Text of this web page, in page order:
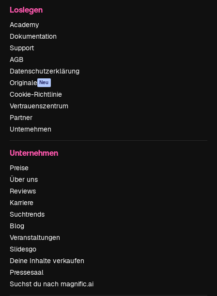
Loslegen
Academy
Dokumentation
Support
AGB
Datenschutzerklärung
Originale Neu
Cookie-Richtlinie
Vertrauenszentrum
Partner
Unternehmen
Unternehmen
Preise
Über uns
Reviews
Karriere
Suchtrends
Blog
Veranstaltungen
Slidesgo
Deine Inhalte verkaufen
Pressesaal
Suchst du nach magnific.ai